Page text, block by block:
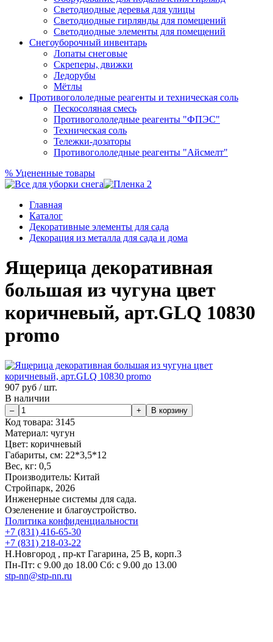
Светодиодные деревья для улицы
Светодиодные гирлянды для помещений
Светодиодные элементы для помещений
Снегоуборочный инвентарь
Лопаты снеговые
Скреперы, движки
Ледорубы
Мётлы
Противогололедные реагенты и техническая соль
Пескосоляная смесь
Противогололедные реагенты "ФПЭС"
Техническая соль
Тележки-дозаторы
Противогололедные реагенты "Айсмелт"
% Уцененные товары
Главная
Каталог
Декоративные элементы для сада
Декорация из металла для сада и дома
Ящерица декоративная
большая из чугуна цвет
коричневый, арт.GLQ 10830
promo
907 руб / шт.
В наличии
Код товара: 3145
Материал: чугун
Цвет: коричневый
Габариты, см: 22*3,5*12
Вес, кг: 0,5
Производитель: Китай
Стройпарк, 2026
Инженерные системы для сада.
Озеленение и благоустройство.
Политика конфиденциальности
+7 (831) 416-65-30
+7 (831) 218-03-22
Н.Новгород , пр-кт Гагарина, 25 В, корп.3
Пн-Пт: с 9.00 до 18.00 Сб: с 9.00 до 13.00
stp-nn@stp-nn.ru